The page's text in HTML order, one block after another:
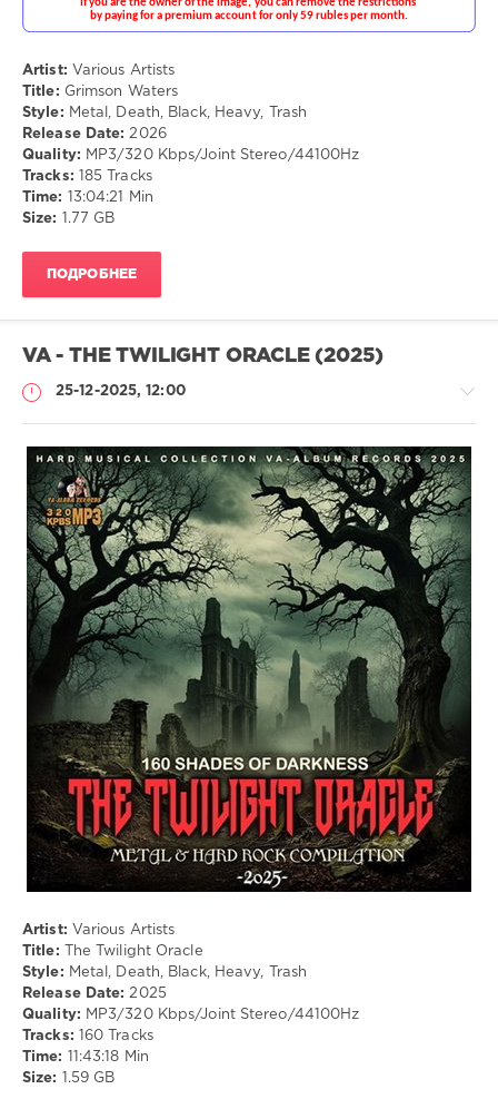
Софт
/
drakon-
55
84
Metal
,
Black,
Heavy ,
Artist: Various Artists
Title: Grimson Waters
Style: Metal, Death, Black, Heavy, Trash
Release Date: 2026
Quality: MP3/320 Kbps/Joint Stereo/44100Hz
Tracks: 185 Tracks
Time:
13:04:21 Min
Size:
1.77 GB
ПОДРОБНЕЕ
VA - THE TWILIGHT ORACLE (2025)
25-12-2025, 12:00
Музыка
drakon-
55
83
0
Metal,
Death,
Heavy,
Trash
Artist: Various Artists
Title: The Twilight Oracle
Style: Metal, Death, Black, Heavy, Trash
Release Date: 2025
Quality: MP3/320 Kbps/Joint Stereo/44100Hz
Tracks: 160 Tracks
Time:
11:43:18 Min
Size:
1.59 GB